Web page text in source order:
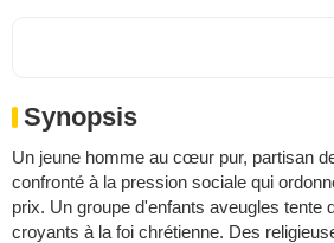
Synopsis
Un jeune homme au cœur pur, partisan
confronté à la pression sociale qui
prix. Un groupe d'enfants aveugles tente
croyants à la foi chrétienne. Des